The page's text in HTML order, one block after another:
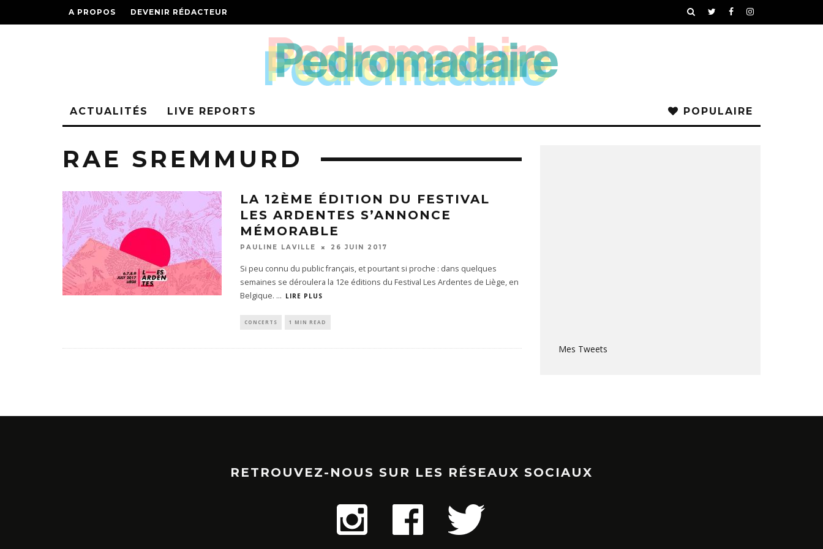
A PROPOS DEVENIR RÉDACTEUR
ACTUALITÉS LIVE REPORTS POPULAIRE
RAE SREMMURD
LA 12ÈME ÉDITION DU FESTIVAL
LES ARDENTES S’ANNONCE
MÉMORABLE
PAULINE LAVILLE 26 JUIN 2017
Si peu connu du public français, et pourtant si proche : dans quelques
semaines se déroulera la 12e éditions du Festival Les Ardentes de Liège, en
Belgique. ... LIRE PLUS
CONCERTS 1 MIN READ
Mes Tweets
RETROUVEZ-NOUS SUR LES RÉSEAUX SOCIAUX